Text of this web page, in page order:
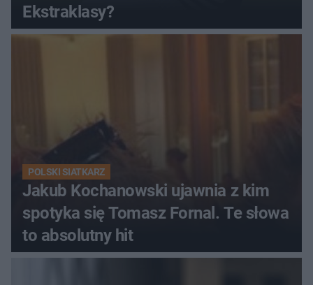
Ekstraklasy?
POLSKI SIATKARZ
Jakub Kochanowski ujawnia z kim
spotyka się Tomasz Fornal. Te słowa
to absolutny hit